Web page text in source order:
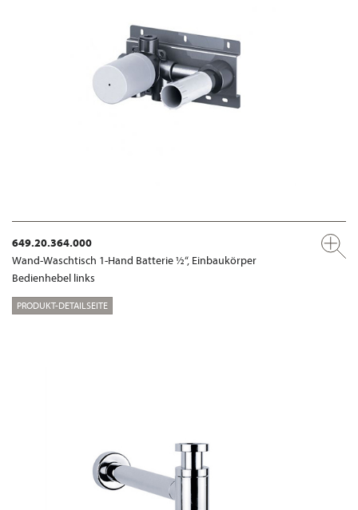
649.20.364.000
Wand-Waschtisch 1-Hand Batterie ½“, Einbaukörper
Bedienhebel links
PRODUKT-DETAILSEITE